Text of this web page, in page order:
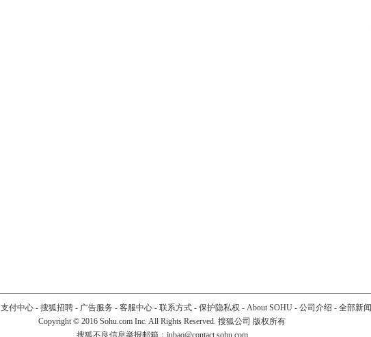
支付中心- 搜狐招聘- 广告服务 - 客服中心- 联系方式- 保护隐私权 - About SOHU- 公司介绍 - 全部新闻
Copyright © 2016 Sohu.com Inc. All Rights Reserved. 搜狐公司 版权所有
搜狐不良信息举报邮箱： jubao@contact.sohu.com